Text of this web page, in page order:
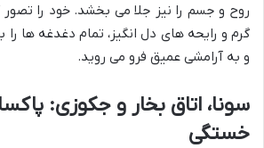
روح و جسم را نیز جلا می بخشد. خود را تصور
گرم و رایحه های دل انگیز، تمام دغدغه ها
و به آرامشی عمیق فرو می روید.
سونا، اتاق بخار و جکوزی:
خستگی